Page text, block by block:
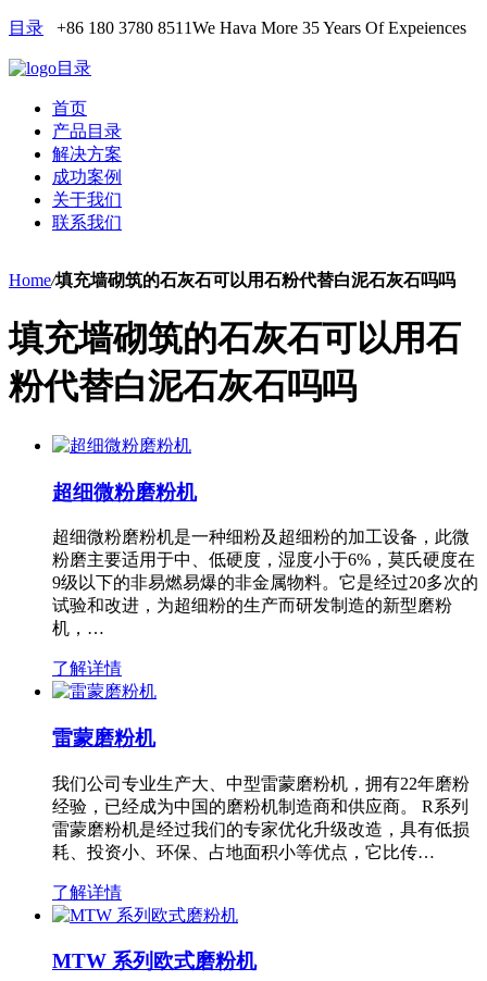
目录 +86 180 3780 8511We Hava More 35 Years Of Expeiences
目录
首页
产品目录
解决方案
成功案例
关于我们
联系我们
Home/填充墙砌筑的石灰石可以用石粉代替白泥石灰石吗吗
填充墙砌筑的石灰石可以用石
粉代替白泥石灰石吗吗
超细微粉磨粉机
超细微粉磨粉机是一种细粉及超细粉的加工设备，此微
粉磨主要适用于中、低硬度，湿度小于6%，莫氏硬度在
9级以下的非易燃易爆的非金属物料。它是经过20多次的
试验和改进，为超细粉的生产而研发制造的新型磨粉
机，…
了解详情
雷蒙磨粉机
我们公司专业生产大、中型雷蒙磨粉机，拥有22年磨粉
经验，已经成为中国的磨粉机制造商和供应商。 R系列
雷蒙磨粉机是经过我们的专家优化升级改造，具有低损
耗、投资小、环保、占地面积小等优点，它比传…
了解详情
MTW 系列欧式磨粉机